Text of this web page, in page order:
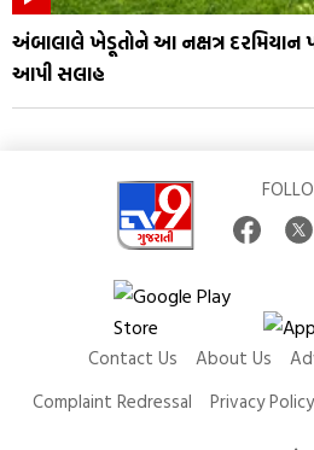
અંબાલાલે ખેડૂતોને આ નક્ષત્ર દરમિયાન
આપી સલાહ
Contact Us About Us
Complaint Redressal
Privacy Policy